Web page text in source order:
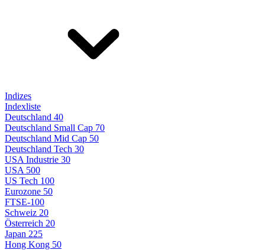
Indizes
Indexliste
Deutschland 40
Deutschland Small Cap 70
Deutschland Mid Cap 50
Deutschland Tech 30
USA Industrie 30
USA 500
US Tech 100
Eurozone 50
FTSE-100
Schweiz 20
Österreich 20
Japan 225
Hong Kong 50